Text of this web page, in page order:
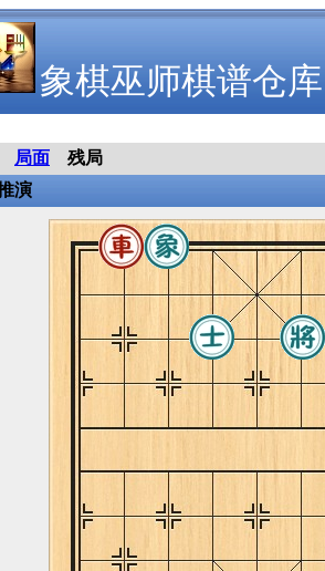
象棋巫师棋谱仓库
局面
残局
演